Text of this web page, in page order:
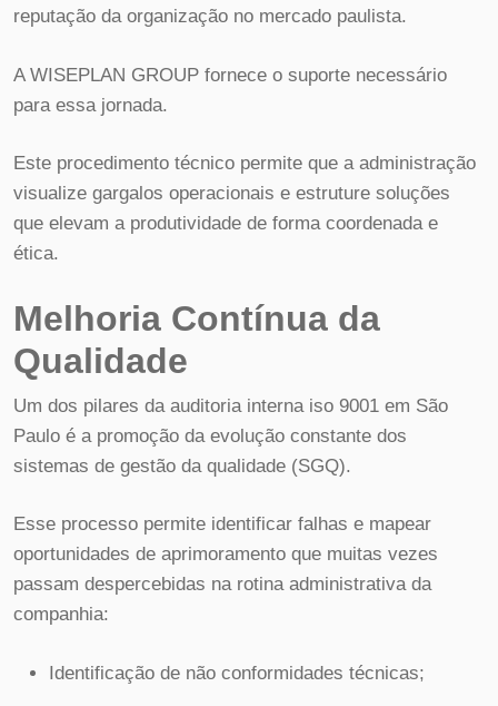
reputação da organização no mercado paulista.
A WISEPLAN GROUP fornece o suporte necessário
para essa jornada.
Este procedimento técnico permite que a administração
visualize gargalos operacionais e estruture soluções
que elevam a produtividade de forma coordenada e
ética.
Melhoria Contínua da
Qualidade
Um dos pilares da auditoria interna iso 9001 em São
Paulo é a promoção da evolução constante dos
sistemas de gestão da qualidade (SGQ).
Esse processo permite identificar falhas e mapear
oportunidades de aprimoramento que muitas vezes
passam despercebidas na rotina administrativa da
companhia:
Identificação de não conformidades técnicas;